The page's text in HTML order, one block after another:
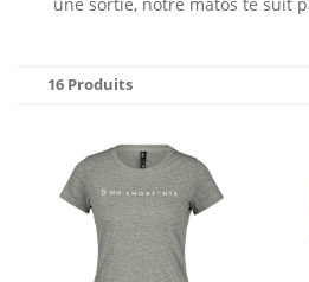
16 Produits